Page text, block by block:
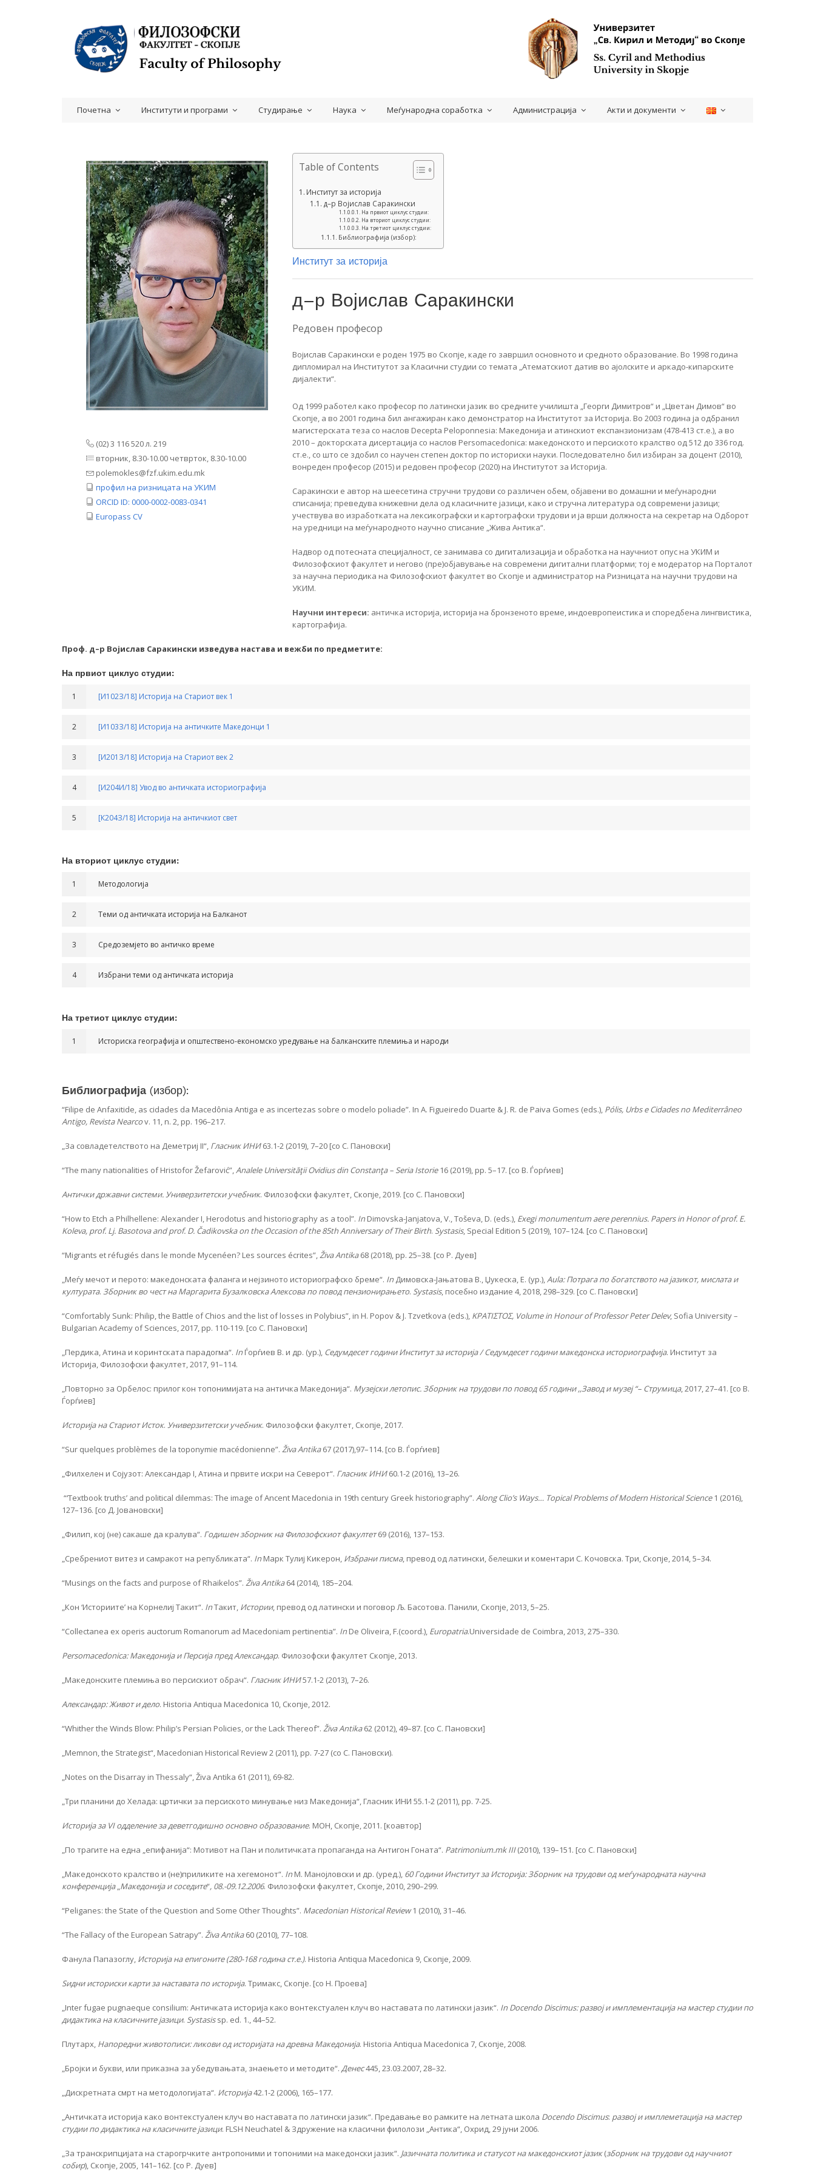
Почетна Институти и програми Студирање Наука Меѓународна соработка Администрација Акти и документи
(02) 3 116 520 л. 219
вторник, 8.30-10.00 четврток, 8.30-10.00
polemokles@fzf.ukim.edu.mk
профил на ризницата на УКИМ
ORCID ID: 0000-0002-0083-0341
Europass CV
Table of Contents
Институт за историја
д–р Војислав Саракински
На првиот циклус студии:
На вториот циклус студии:
На третиот циклус студии:
Библиографија (избор):
Институт за историја
д–р Војислав Саракински
Редовен професор
Војислав Саракински е роден 1975 во Скопје, каде го завршил основното и средното образование. Во 1998 година
дипломирал на Институтот за Класични студии со темата „Атематскиот датив во ајолските и аркадо-кипарските
дијалекти“.
Од 1999 работел како професор по латински јазик во средните училишта „Георги Димитров“ и „Цветан Димов“ во
Скопје, а во 2001 година бил ангажиран како демонстратор на Институтот за Историја. Во 2003 година ја одбранил
магистерската теза со наслов Decepta Peloponnesia: Македонија и атинскиот експанзионизам (478-413 ст.е.), а во
2010 – докторската дисертација со наслов Persomacedonica: македонското и персиското кралство од 512 до 336 год.
ст.е., со што се здобил со научен степен доктор по историски науки. Последователно бил избиран за доцент (2010),
вонреден професор (2015) и редовен професор (2020) на Институтот за Историја.
Саракински е автор на шеесетина стручни трудови со различен обем, објавени во домашни и меѓународни
списанија; преведува книжевни дела од класичните јазици, како и стручна литература од современи јазици;
учествува во изработката на лексикографски и картографски трудови и ја врши должноста на секретар на Одборот
на уредници на меѓународното научно списание „Жива Антика“.
Надвор од потесната специјалност, се занимава со дигитализација и обработка на научниот опус на УКИМ и
Филозофскиот факултет и негово (пре)објавување на современи дигитални платформи; тој е модератор на Порталот
за научна периодика на Филозофскиот факултет во Скопје и администратор на Ризницата на научни трудови на
УКИМ.
Научни интереси: античка историја, историја на бронзеното време, индоевропеистика и споредбена лингвистика,
картографија.
Проф. д–р Војислав Саракински изведува настава и вежби по предметите:
На првиот циклус студии:
1 [И102З/18] Историја на Стариот век 1
2 [И103З/18] Историја на античките Македонци 1
3 [И201З/18] Историја на Стариот век 2
4 [И204И/18] Увод во античката историографија
5 [К204З/18] Историја на античкиот свет
На вториот циклус студии:
1 Методологија
2 Теми од античката историја на Балканот
3 Средоземјето во античко време
4 Избрани теми од античката историја
На третиот циклус студии:
1 Историска географија и општествено-економско уредување на балканските племиња и народи
Библиографија (избор):
“Filipe de Anfaxitide, as cidades da Macedônia Antiga e as incertezas sobre o modelo poliade”. In A. Figueiredo Duarte & J. R. de Paiva Gomes (eds.), Pólis, Urbs e Cidades no Mediterrâneo
Antigo, Revista Nearcov. 11, n. 2, pp. 196–217.
„За совладетелството на Деметриј II“, Гласник ИНИ63.1-2 (2019), 7–20 [со С. Пановски]
“The many nationalities of Hristofor Žefarović”,Analele Universităţii Ovidius din Constanţa – Seria Istorie16 (2019), pp. 5–17. [со В. Ѓорѓиев]
Антички државни системи. Универзитетски учебник. Филозофски факултет, Скопје, 2019. [со С. Пановски]
“How to Etch a Philhellene: Alexander I, Herodotus and historiography as a tool”. In Dimovska-Janjatova, V., Toševa, D. (eds.), Exegi monumentum aere perennius. Papers in Honor of prof. E.
Koleva, prof. Lj. Basotova and prof. D. Čadikovska on the Occasion of the 85th Anniversary of Their Birth. Systasis, Special Edition 5 (2019), 107–124. [со С. Пановски]
“Migrants et réfugiés dans le monde Mycenéen? Les sources écrites”,Živa Antika68 (2018), pp. 25–38. [со Р. Дуев]
„Меѓу мечот и перото: македонската фаланга и нејзиното историографско бреме“. In Димовска-Јањатова В., Џукеска, Е. (ур.),Aula: Потрага по богатството на јазикот, мислата и
културата. Зборник во чест на Маргарита Бузалковска Алексова по повод пензионирањето. Systasis, посебно издание 4, 2018, 298–329. [со С. Пановски]
“Comfortably Sunk: Philip, the Battle of Chios and the list of losses in Polybius”, in H. Popov & J. Tzvetkova (eds.), ΚΡΑΤΙΣΤΟΣ, Volume in Honour of Professor Peter Delev, Sofia University –
Bulgarian Academy of Sciences, 2017, pp. 110-119. [со С. Пановски]
„Пердика, Атина и коринтската парадогма“. In Ѓорѓиев В. и др. (ур.), Седумдесет го­ди­­ни Институт за историја / Седумдесет години македонска историогра­фија. Институт за
Историја, Филозофски факултет, 2017, 91–114.
„Повторно за Орбелос: прилог кон топонимијата на античка Македонија“. Музејски летопис. Зборник на трудови по повод 65 години ,,Завод и музеј “– Струмица, 2017, 27–41. [со В.
Ѓорѓиев]
Историја на Стариот Исток. Универзитетски учебник. Филозофски факултет, Скопје, 2017.
“Sur quelques problèmes de la toponymie macédonienne”. Živa Antika67 (2017),97–114. [со В. Ѓорѓиев]
„Филхелен и Сојузот: Александар I, Атина и првите искри на Северот“. Гласник ИНИ60.1-2 (2016), 13–26.
“‘Textbook truths’ and political dilemmas: The image of Ancent Macedonia in 19th century Greek historiography”. Along Clio’s Ways… Topical Problems of Modern Historical Science1 (2016),
127–136. [со Д. Јовановски]
„Филип, кој (не) сакаше да кралува“. Годишен зборник на Филозофскиот факултет69 (2016), 137–153.
„Сребрениот витез и самракот на републиката“. In Марк Тулиј Кикерон, Избрани писма, превод од латински, белешки и коментари С. Кочовска. Три, Скопје, 2014, 5–34.
“Musings on the facts and purpose of Rhaikelos”. Živa Antika64 (2014), 185–204.
„Кон ‘Историите’ на Корнелиј Такит“. InТакит, Истории, превод од латински и поговор Љ. Басотова. Панили, Скопје, 2013, 5–25.
“Collectanea ex operis auctorum Romanorum ad Macedoniam pertinentia”. In De Oliveira, F.(coord.), Europatria.Universidade de Coimbra, 2013, 275–330.
Persomacedonica: Македонија и Персија пред Александар. Филозофски факултет Скопје, 2013.
„Македонските племиња во персискиот обрач“. Гласник ИНИ57.1-2 (2013), 7–26.
Александар:Живот и дело. Historia Antiqua Macedonica 10, Скопје, 2012.
“Whither the Winds Blow: Philip’s Persian Policies, or the Lack Thereof”. Živa Antika62 (2012), 49–87. [со С. Пановски]
„Memnon, the Strategist“, Macedonian Historical Review 2 (2011), pp. 7-27 (со С. Пановски).
„Notes on the Disarray in Thessaly“, Živa Antika 61 (2011), 69-82.
„Три планини до Хелада: цртички за персиското минување низ Македонија“, Гласник ИНИ 55.1-2 (2011), pp. 7-25.
Историја за VI одделение за деветгодишно основно образование. МОН, Скопје, 2011. [коавтор]
„По трагите на една „епифанија“: Мотивот на Пан и политичката пропаганда на Антигон Гоната“. Patrimonium.mk III(2010), 139–151. [со С. Пановски]
„Македонското кралство и (не)приликите на хегемонот“. In М. Манојловски и др. (уред.), 60 Години Институт за Историја: Зборник на трудови од меѓународната научна
конференција„Македонија и соседите“, 08.-09.12.2006. Филозофски факултет, Скопје, 2010, 290–299.
“Peliganes: the State of the Question and Some Other Thoughts”. Macedonian Historical Review1 (2010), 31–46.
“The Fallacy of the European Satrapy”. Živa Antika60 (2010), 77–108.
Фанула Папазоглу, Историја на епигоните (280-168 година ст.е.). Historia Antiqua Macedonica 9, Скопје, 2009.
Ѕидни историски карти за наставата по историја. Тримакс, Скопје. [со Н. Проева]
„Inter fugae pugnaeque consilium: Античката историја како вонтекстуален клуч во нас­та­ва­та по латински јазик“. In Docendo Discimus: развој и имплементација на мастер студии по
дидактика на класичните јазици. Systasissp. ed. 1., 44–52.
Плутарх, Напоредни животописи: ликови од историјата на древна Македонија. Historia Antiqua Macedonica 7, Скопје, 2008.
„Бројки и букви, или приказна за убедувањата, знаењето и методите“. Денес445, 23.03.2007, 28–32.
„Дискретната смрт на методологијата“. Историја42.1-2 (2006), 165–177.
„Античката историја како вонтекстуален клуч во наставата по латински јазик“. Пре­да­ва­ње во рамките на летната школа Docendo Discimus: развој и имплеметација на мас­тер
студии по дидактика на класичните јазици. FLSH Neuchatel & Здружение на кла­сични филолози „Антика“, Охрид, 29 јуни 2006.
„За транскрипцијата на старогрчките антропоними и топоними на македонски јазик“. Ја­зи­чната политика и статусот на македонскиот јазик(зборник на трудови од на­уч­ни­от
собир), Скопје, 2005, 141–162. [со Р. Дуев]